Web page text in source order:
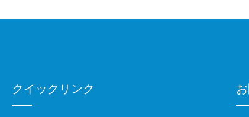
クイックリンク